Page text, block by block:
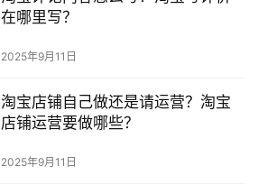
在哪里写？
2025年9月11日
淘宝店铺自己做还是请运营？淘宝
店铺运营要做哪些？
2025年9月11日